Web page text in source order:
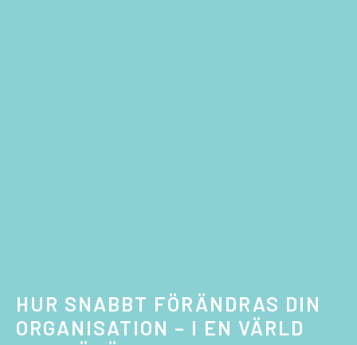
HUR SNABBT FÖRÄNDRAS DIN
ORGANISATION – I EN VÄRLD